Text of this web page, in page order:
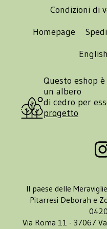
Condizioni di
Homepage
English
Questo eshop
un albero
di cedro per
progetto
Il paese delle
Pitarresi Deborah e
Via Roma 11 - 37067